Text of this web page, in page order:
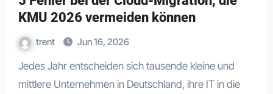
KMU 2026 vermeiden können
trent Jun 16, 2026
Jedes Jahr entscheiden sich tausende kleine und
mittlere Unternehmen in Deutschland, ihre IT in die